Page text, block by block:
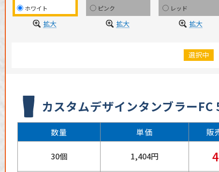
ホワイト
拡大
ピンク
拡大
レッド
拡大
選択中
カスタムデザインタンブラー
数量 単価 販
30個 1,404円